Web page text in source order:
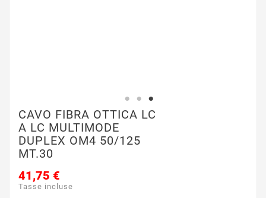
CAVO FIBRA OTTICA LC
A LC MULTIMODE
DUPLEX OM4 50/125
MT.30
41,75 €
Tasse incluse